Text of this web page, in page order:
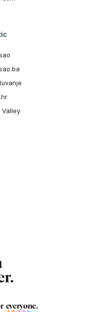
Valley
everyone.